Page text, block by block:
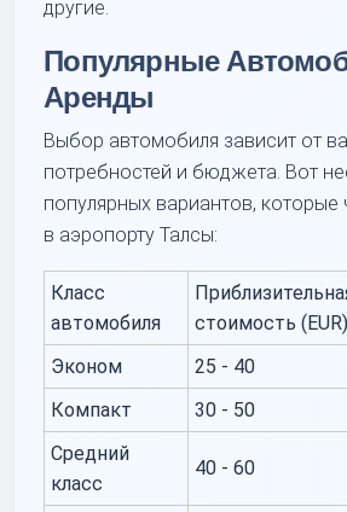
другие.
Популярные
Аренды
Выбор автомобиля зависит от
потребностей и бюджета. Вот
популярных вариантов, которые
в аэропорту Талсы:
Класс
автомобиля
стоимость (EUR)
Эконом
25 - 40
Компакт
30 - 50
Средний
класс
40 - 60